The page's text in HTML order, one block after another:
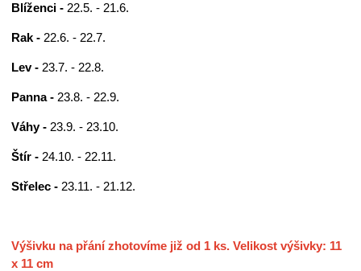
Blíženci - 22.5. - 21.6.
Rak - 22.6. - 22.7.
Lev - 23.7. - 22.8.
Panna - 23.8. - 22.9.
Váhy - 23.9. - 23.10.
Štír - 24.10. - 22.11.
Střelec - 23.11. - 21.12.
Výšivku na přání zhotovíme již od 1 ks. Velikost výšivky: 11
x 11 cm